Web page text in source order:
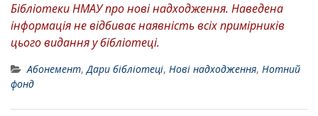
Бібліотеки НМАУ про нові надходження. Наведена
інформація не відбиває наявність всіх примірників
цього видання у бібліотеці.
Абонемент,Дари бібліотеці, Нові надходження, Нотний
фонд